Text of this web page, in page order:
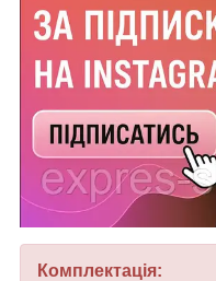
Комплектація: